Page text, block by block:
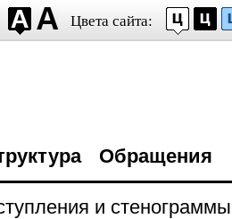
Цвета сайта:
Обращения
и стенограммы